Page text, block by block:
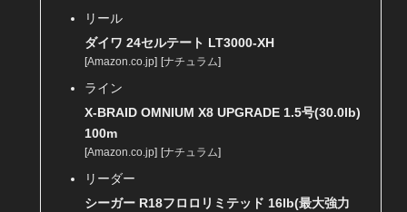
リール
ダイワ 24セルテート LT3000-XH
[Amazon.co.jp] [ナチュラム]
ライン
X-BRAID OMNIUM X8 UPGRADE 1.5号(30.0lb)
100m
[Amazon.co.jp] [ナチュラム]
リーダー
シーガー R18フロロリミテッド 16lb(最大強力